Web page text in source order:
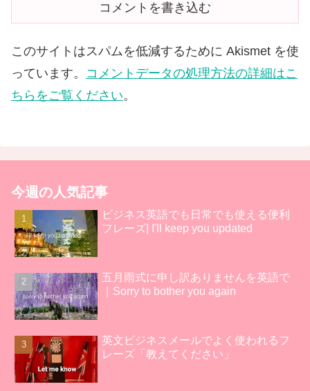
コメントを書き込む
このサイトはスパムを低減するために Akismet を使
っています。 コメントデータの処理方法の詳細はこ
ちらをご覧ください。
今週の人気記事
ビジネス英語でも日常でも使える便利
フレーズ| I'll keep you updated
五月雨式に申し訳ありませんを英語で
｜Sorry to bother you again
英文ビジネスメールでよく使われるフ
レーズ「教えてください」